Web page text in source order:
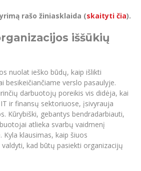
pop vokalinis ansamblis (vadovas Artūras
merginų choras
vertinimas ir pripažinimas
organizavimas
Karaliaus Sedžiongo institutas
laboratorijos
aplinkos ir technologijų (HET)
leidyba
LAB
naujienos
dokumentai
etika
simbolika
akademija
studijos
studijos
ir kultūros vadovų MPA
studijos
rengimas
studijos
bakalauro studijos
valdymo centras
rašo žiniasklaida (skaityti čia).
iššūkių
nuolat ieško būdų, kaip išlikti
besikeičiančiame verslo pasaulyje.
darbuotojų poreikis vis didėja, kai
ir finansų sektoriuose, įsivyrauja
Kūrybiški, gebantys bendradarbiauti,
atlieka svarbų vaidmenį
klausimas, kaip šiuos
kad būtų pasiekti organizacijų